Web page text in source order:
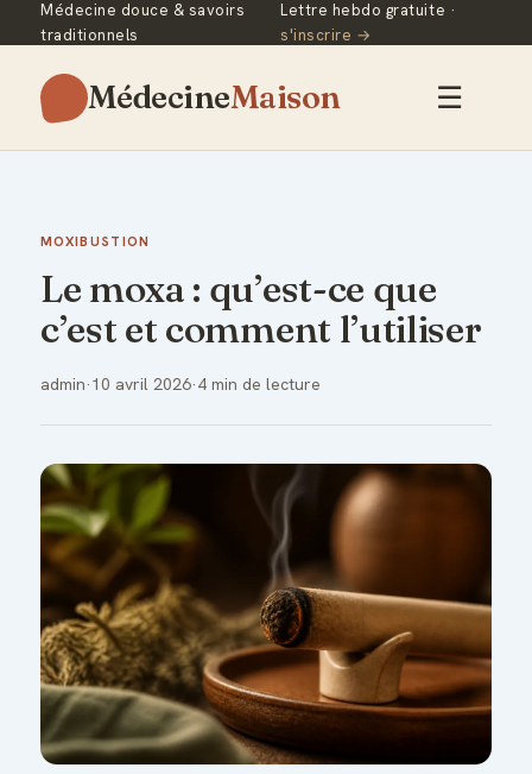
Médecine douce & savoirs
traditionnels
Lettre hebdo gratuite ·
s'inscrire →
MédecineMaison ☰
MOXIBUSTION
Le moxa : qu’est-ce que
c’est et comment l’utiliser
admin·10 avril 2026·4 min de lecture